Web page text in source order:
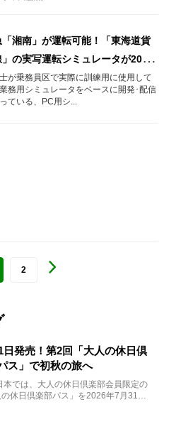
「湘南」が運転可能！「東海道貨
」の実写運転シミュレータが2024
月17日(火)配信開始
が乗務員区で実際に訓練用に使用して
務用シミュレータをベースに開発･配信
ている、PC用シ...
2
日発売！第2回「大人の休日倶
ス」で初秋の旅へ
本では、大人の休日倶楽部会員限定の
の休日倶楽部パス」を2026年7月31日